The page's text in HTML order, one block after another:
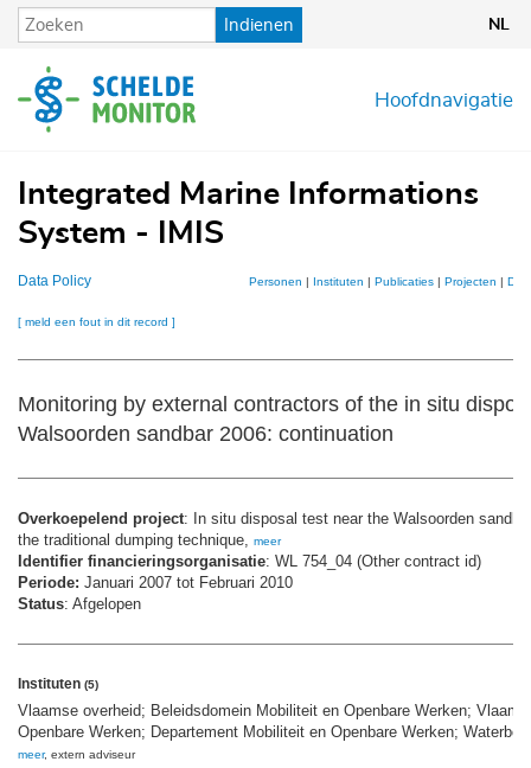
Overslaan
en
de
inhoud
Indienen NL
Hoofdnavigatie
Integrated Marine Informations
System - IMIS
Data Policy Personen | Instituten | Publicaties| Projecten |
[ meld een fout in dit record ]
Monitoring by external contractors of the in situ
Walsoorden sandbar 2006: continuation
Overkoepelend project: In situ disposal test near the Walsoorden
the traditional dumping technique, meer
Identifier financieringsorganisatie: WL 754_04 (Other contract id)
Periode: Januari 2007 tot Februari 2010
Status: Afgelopen
Instituten (5)
Vlaamse overheid; Beleidsdomein Mobiliteit en Openbare Werken;
Openbare Werken; Departement Mobiliteit en Openbare Werken;
meer, extern adviseur